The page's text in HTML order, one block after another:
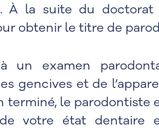
À la suite du
obtenir le titre de
un examen
gencives et de
terminé, le parodontiste
votre état dentaire